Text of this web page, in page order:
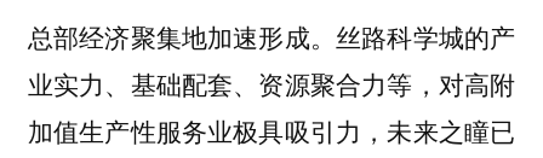
总部经济聚集地加速形成。丝路科学城的产
业实力、基础配套、资源聚合力等，对高附
加值生产性服务业极具吸引力，未来之瞳已